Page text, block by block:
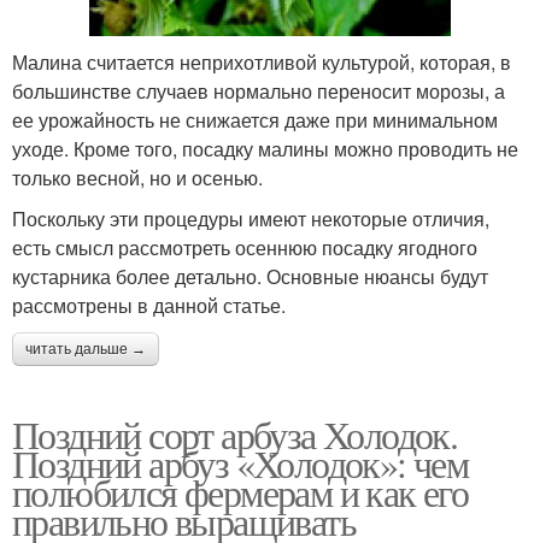
Малина считается неприхотливой культурой, которая, в
большинстве случаев нормально переносит морозы, а
ее урожайность не снижается даже при минимальном
уходе. Кроме того, посадку малины можно проводить не
только весной, но и осенью.
Поскольку эти процедуры имеют некоторые отличия,
есть смысл рассмотреть осеннюю посадку ягодного
кустарника более детально. Основные нюансы будут
рассмотрены в данной статье.
читать дальше →
Поздний сорт арбуза Холодок.
Поздний арбуз «Холодок»: чем
полюбился фермерам и как его
правильно выращивать